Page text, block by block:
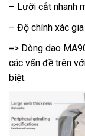
– Lưỡi cắt nhanh
– Độ chính xác
=> Dòng dao
các vấn đề trên
biệt.